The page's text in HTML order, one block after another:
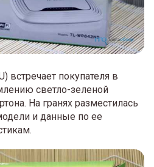
встречает покупателя в
светло-зеленой
На гранях разместилась
и данные по ее